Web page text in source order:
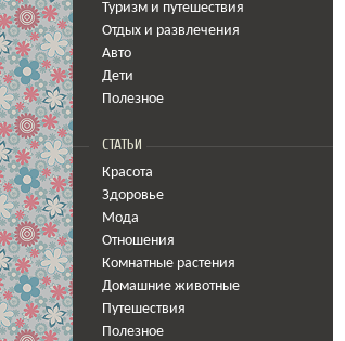
Туризм и путешествия
Отдых и развлечения
Авто
Дети
Полезное
СТАТЬИ
Красота
Здоровье
Мода
Отношения
Комнатные растения
Домашние животные
Путешествия
Полезное